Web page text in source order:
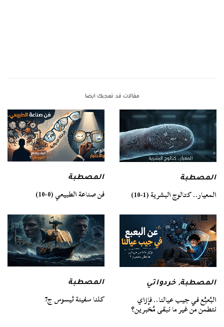
مقالات قد تعجبك ايضا
المصطبة
المعيار.. كتالوج البشرية (1-10)
المصطبة
فن صناعة الطبيعي (0-10)
المصطبة,خردواتي
البُعبُع في جيب عيالنا.. فإزاي
نتطمن من غير ما نبقى مُخبرين؟
المصطبة
كلنا سفينة ثيسوس ج7